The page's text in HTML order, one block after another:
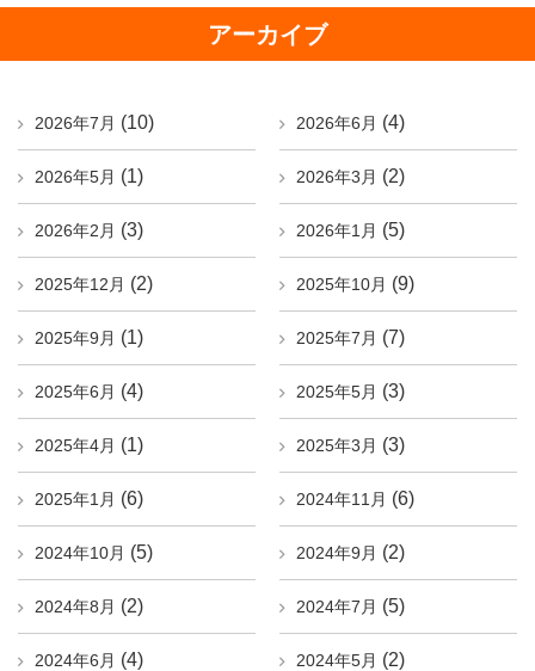
アーカイブ
2026年7月 (10) 2026年6月 (4)
2026年5月 (1) 2026年3月 (2)
2026年2月 (3) 2026年1月 (5)
2025年12月 (2) 2025年10月 (9)
2025年9月 (1) 2025年7月 (7)
2025年6月 (4) 2025年5月 (3)
2025年4月 (1) 2025年3月 (3)
2025年1月 (6) 2024年11月 (6)
2024年10月 (5) 2024年9月 (2)
2024年8月 (2) 2024年7月 (5)
2024年6月 (4) 2024年5月 (2)